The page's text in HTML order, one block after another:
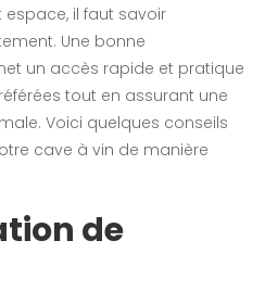
il faut savoir
Une bonne
un accès rapide et pratique
tout en assurant une
Voici quelques conseils
cave à vin de manière
de